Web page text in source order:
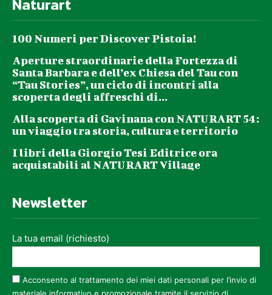
Naturart
100 Numeri per Discover Pistoia!
Aperture straordinarie della Fortezza di
Santa Barbara e dell’ex Chiesa del Tau con
“Tau Stories”, un ciclo di incontri alla
scoperta degli affreschi di...
Alla scoperta di Gavinana con NATURART 54:
un viaggio tra storia, cultura e territorio
I libri della Giorgio Tesi Editrice ora
acquistabili al NATURART Village
Newsletter
La tua email (richiesto)
Acconsento al trattamento dei miei dati personali per l’invio di